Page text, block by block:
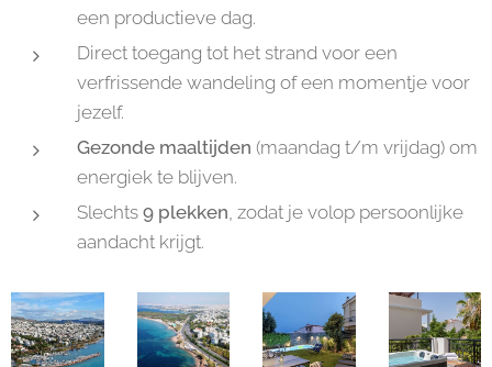
een productieve dag.
Direct toegang tot het strand voor een
verfrissende wandeling of een momentje voor
jezelf.
Gezonde maaltijden (maandag t/m vrijdag) om
energiek te blijven.
Slechts 9 plekken , zodat je volop persoonlijke
aandacht krijgt.